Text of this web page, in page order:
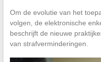
Om de evolutie van het
volgen, de elektronische
beschrijft de nieuwe
van strafverminderingen.